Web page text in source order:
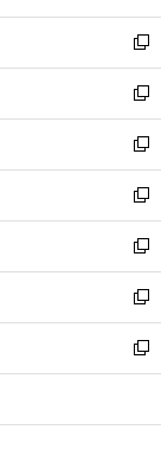
開
く
ン
ド
ウ
で
開
く
ウ
ィ
ン
ド
ウ
で
開
く
し
い
ウ
ィ
ン
ド
ウ
で
開
く
新
し
い
ウ
ィ
ン
ド
ウ
で
開
く
新
し
い
ウ
ィ
ン
ド
ウ
で
開
く
新
し
い
ウ
ィ
ン
ド
ウ
で
開
新
し
い
ウ
ィ
ン
ド
ウ
開
新
し
い
ウ
ィ
ン
ウ
新
し
い
ウ
ン
新
し
ウ